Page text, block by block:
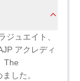
ジュエイト、
アクレディ
The
した。